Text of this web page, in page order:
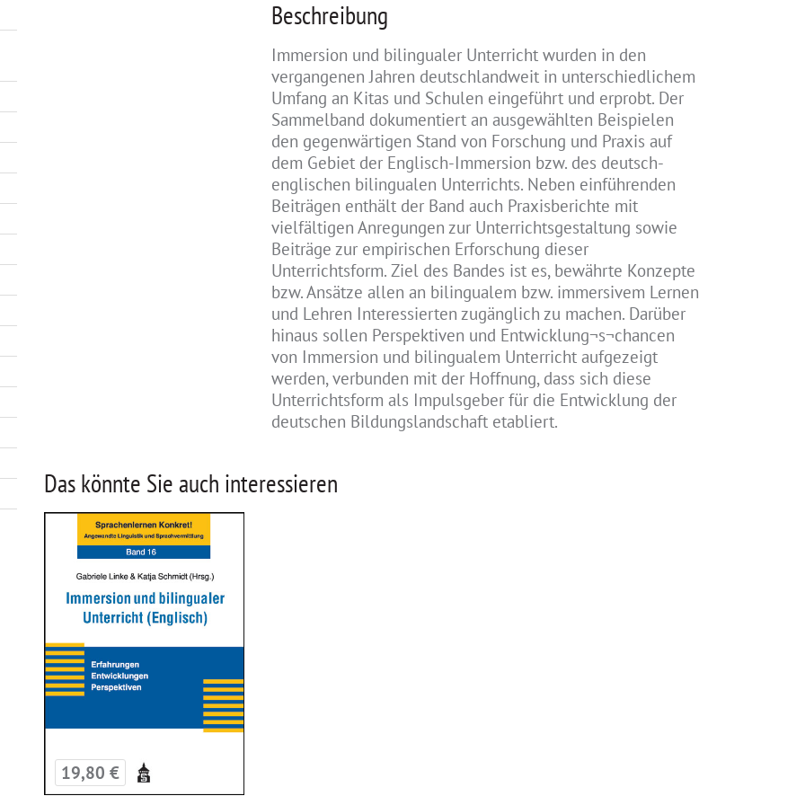
Beschreibung
Immersion und bilingualer Unterricht wurden in den
vergangenen Jahren deutschlandweit in unterschiedlichem
Umfang an Kitas und Schulen eingeführt und erprobt. Der
Sammelband dokumentiert an ausgewählten Beispielen
den gegenwärtigen Stand von Forschung und Praxis auf
dem Gebiet der Englisch-Immersion bzw. des deutsch-
englischen bilingualen Unterrichts. Neben einführenden
Beiträgen enthält der Band auch Praxisberichte mit
vielfältigen Anregungen zur Unterrichtsgestaltung sowie
Beiträge zur empirischen Erforschung dieser
Unterrichtsform. Ziel des Bandes ist es, bewährte Konzepte
bzw. Ansätze allen an bilingualem bzw. immersivem Lernen
und Lehren Interessierten zugänglich zu machen. Darüber
hinaus sollen Perspektiven und Entwicklung¬s¬chancen
von Immersion und bilingualem Unterricht aufgezeigt
werden, verbunden mit der Hoffnung, dass sich diese
Unterrichtsform als Impulsgeber für die Entwicklung der
deutschen Bildungslandschaft etabliert.
Das könnte Sie auch interessieren
19,80 €